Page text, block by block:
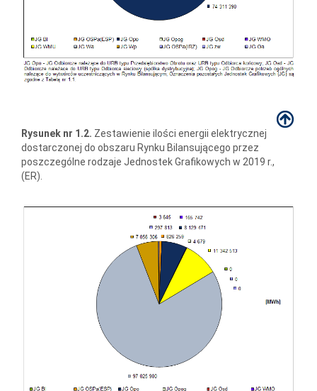
Rysunek nr 1.2. Zestawienie ilości energii elektrycznej
dostarczonej do obszaru Rynku Bilansującego przez
poszczególne rodzaje Jednostek Grafikowych w 2019 r.,
(ER).